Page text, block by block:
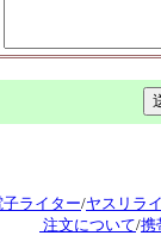
子ライター/ヤスリラ
注文について/携